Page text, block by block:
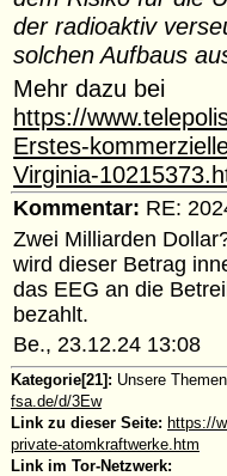
der radioaktiv
solchen Aufbaus
Mehr dazu bei
https://
Erstes-
Virginia-
Kommentar: RE:
Zwei Milliarden
wird dieser Betrag
das EEG an die
bezahlt.
Be., 23.12.24 13:08
Kategorie[21]: Unsere
fsa.de/d/3Ew
Link zu dieser Seite: https://
private-atomkraftwerke.htm
Link im Tor-Netzwerk: